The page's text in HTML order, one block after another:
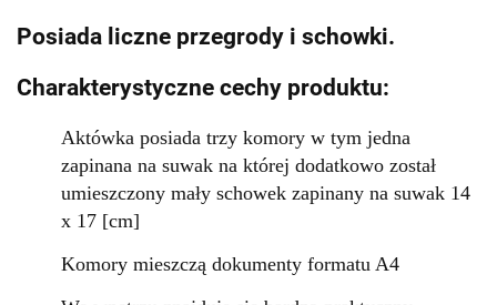
Posiada liczne przegrody i schowki.
Charakterystyczne cechy produktu:
Aktówka posiada trzy komory w tym jedna
zapinana na suwak na której dodatkowo został
umieszczony mały schowek zapinany na suwak 14
x 17 [cm]
Komory mieszczą dokumenty formatu A4